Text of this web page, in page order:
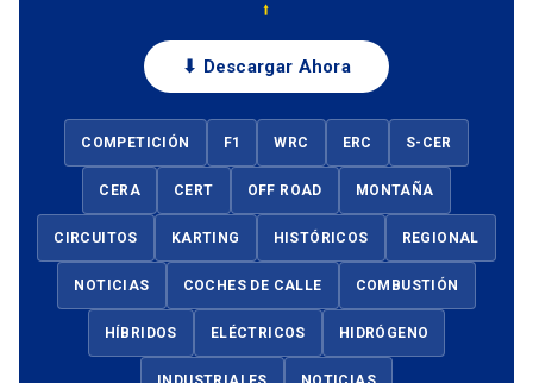
⭡
⬇ Descargar Ahora
COMPETICIÓN F1 WRC ERC S-CER
CERA CERT OFF ROAD MONTAÑA
CIRCUITOS KARTING HISTÓRICOS REGIONAL
NOTICIAS COCHES DE CALLE COMBUSTIÓN
HÍBRIDOS ELÉCTRICOS HIDRÓGENO